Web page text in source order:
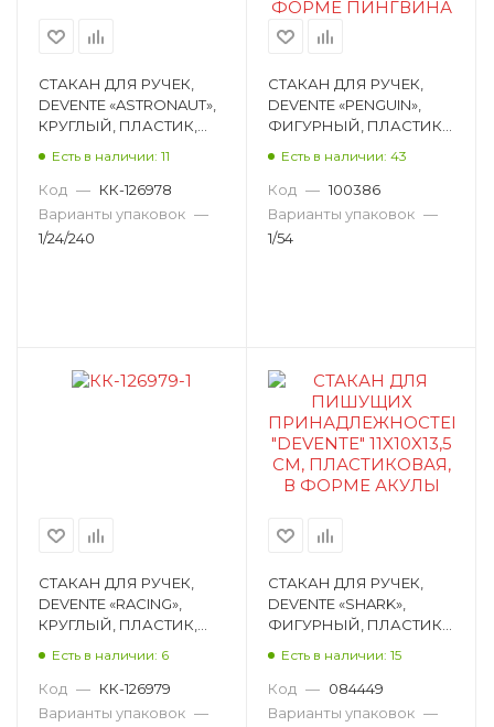
СТАКАН ДЛЯ РУЧЕК,
DEVENTE «ASTRONAUT»,
КРУГЛЫЙ, ПЛАСТИК,
Есть в наличии: 11
Код — КК-126978
Варианты упаковок —
1/24/240
СТАКАН ДЛЯ РУЧЕК,
DEVENTE «PENGUIN»,
ФИГУРНЫЙ, ПЛАСТИК,
Есть в наличии: 43
Код — 100386
Варианты упаковок —
1/54
СТАКАН ДЛЯ РУЧЕК,
DEVENTE «RACING»,
КРУГЛЫЙ, ПЛАСТИК,
Есть в наличии: 6
Код — КК-126979
Варианты упаковок —
СТАКАН ДЛЯ РУЧЕК,
DEVENTE «SHARK»,
ФИГУРНЫЙ, ПЛАСТИК,
Есть в наличии: 15
Код — 084449
Варианты упаковок —